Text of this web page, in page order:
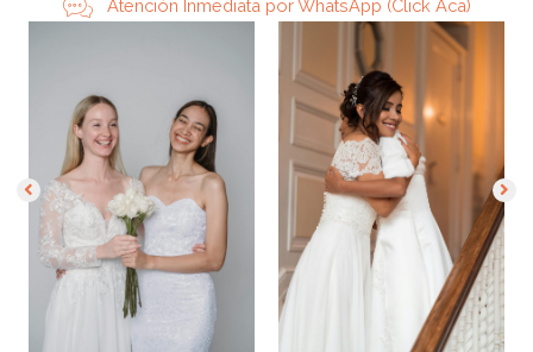
Atención Inmediata por WhatsApp (Click Aca)